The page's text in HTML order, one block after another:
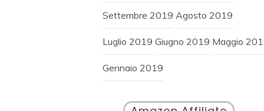
Settembre 2019 Agosto 2019
Luglio 2019 Giugno 2019 Maggio
Gennaio 2019